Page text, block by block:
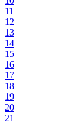
11
12
13
14
15
16
17
18
19
20
21